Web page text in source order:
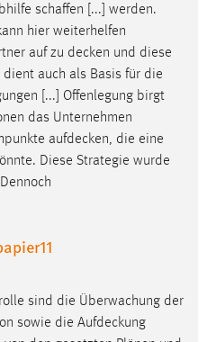
schaffen [...] werden.
hier weiterhelfen
auf zu decken und diese
auch als Basis für die
[...] Offenlegung birgt
das Unternehmen
aufdecken, die eine
Diese Strategie wurde
sind die Überwachung der
sowie die Aufdeckung